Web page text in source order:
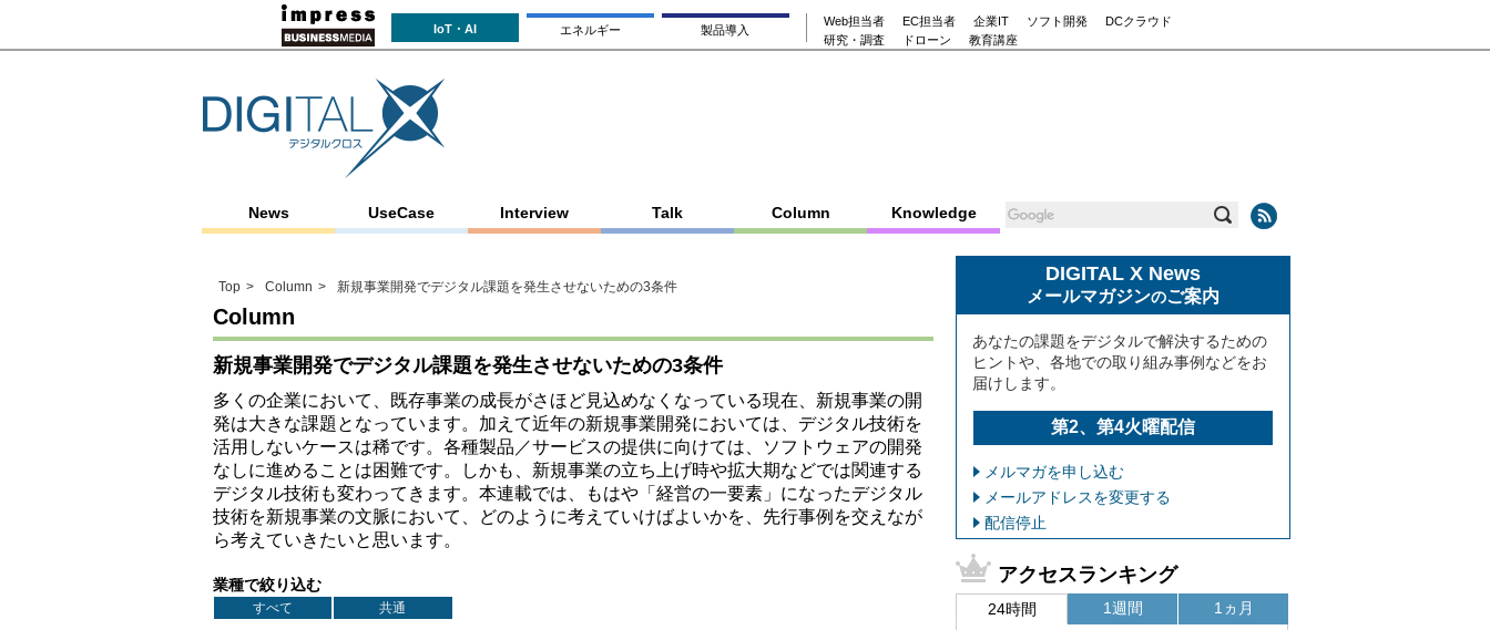
IoT・AI エネルギー 製品導入
Web担当者 EC担当者 企業IT ソフト開発
DCクラウド
研究・調査
ドローン 教育講座
News UseCase Interview Talk Column Knowledge
Top Column 新規事業開発でデジタル課題を発生させないための3条件
Column
新規事業開発でデジタル課題を発生させないための3条件
多くの企業において、既存事業の成長がさほど見込めなくなっている現在、新規事業の開
発は大きな課題となっています。加えて近年の新規事業開発においては、デジタル技術を
活用しないケースは稀です。各種製品／サービスの提供に向けては、ソフトウェアの開発
なしに進めることは困難です。しかも、新規事業の立ち上げ時や拡大期などでは関連する
デジタル技術も変わってきます。本連載では、もはや「経営の一要素」になったデジタル
技術を新規事業の文脈において、どのように考えていけばよいかを、先行事例を交えなが
ら考えていきたいと思います。
業種で絞り込む
すべて 共通
DIGITAL X News
メールマガジンのご案内
あなたの課題をデジタルで解決するための
ヒントや、各地での取り組み事例などをお
届けします。
第2、第4火曜配信
メルマガを申し込む
メールアドレスを変更する
配信停止
アクセスランキング
24時間 1週間 1ヵ月